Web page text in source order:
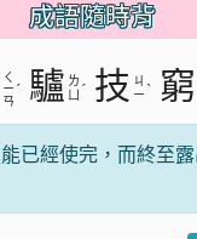
成語隨時背
ㄑ
ㄧ
ㄢ
ˊ 驢 ㄌ
ˊ 技 ㄐ
ㄧ ˋ 窮
已經使完，而終至